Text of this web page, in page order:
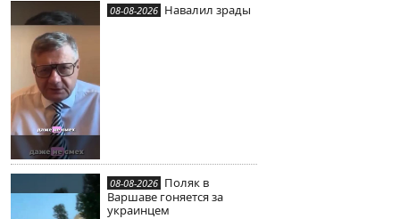
08-08-2026 Навалил зрады
08-08-2026 Поляк в
Варшаве гоняется за
украинцем